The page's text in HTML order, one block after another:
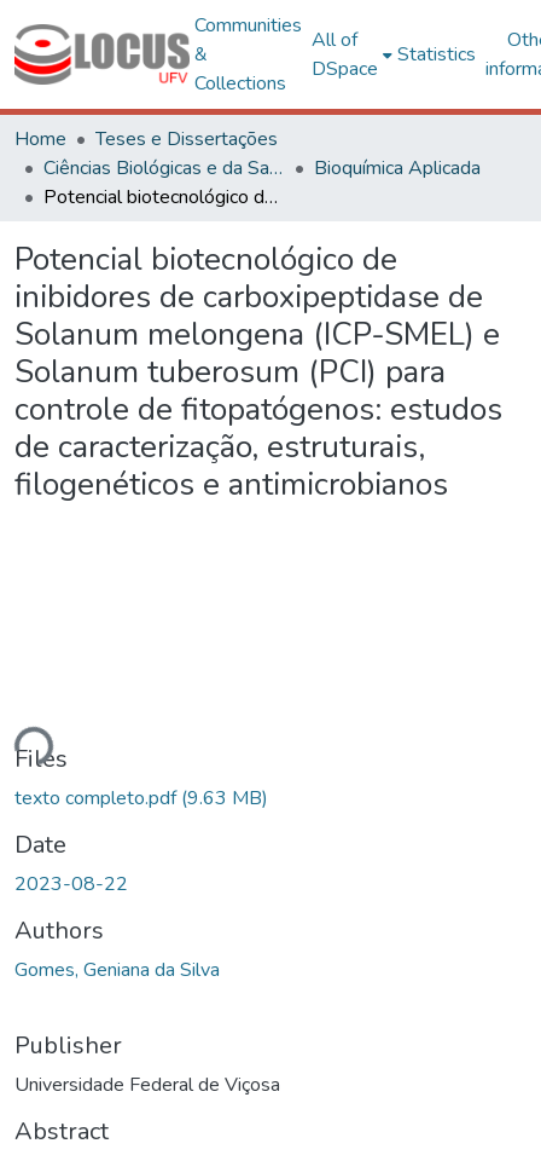
Communities
&
Collections
All of
DSpace
Statistics
Home
Teses e Dissertações
Ciências Biológicas e da Saúde
Bioquímica Aplicada
Potencial biotecnológico de inibidores de carboxipeptidase de Solanum melongena (ICP-SMEL) e Solanum tuberosum (PCI) para controle de fitopatógenos: estudos de caracterização, estruturais, filogenéticos e antimicrobianos
Potencial biotecnológico de
inibidores de carboxipeptidase de
Solanum melongena (ICP-SMEL) e
Solanum tuberosum (PCI) para
controle de fitopatógenos: estudos
de caracterização, estruturais,
filogenéticos e antimicrobianos
Loading...
Files
texto completo.pdf(9.63 MB)
Date
2023-08-22
Authors
Gomes, Geniana da Silva
Publisher
Universidade Federal de Viçosa
Abstract